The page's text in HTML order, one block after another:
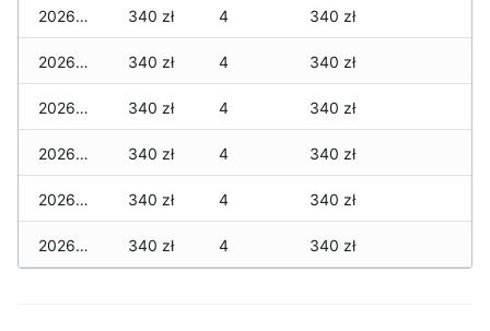
2026-06-21 340 zł 4 340 zł
2026-06-20 340 zł 4 340 zł
2026-06-19 340 zł 4 340 zł
2026-06-18 340 zł 4 340 zł
2026-06-17 340 zł 4 340 zł
2026-06-16 340 zł 4 340 zł